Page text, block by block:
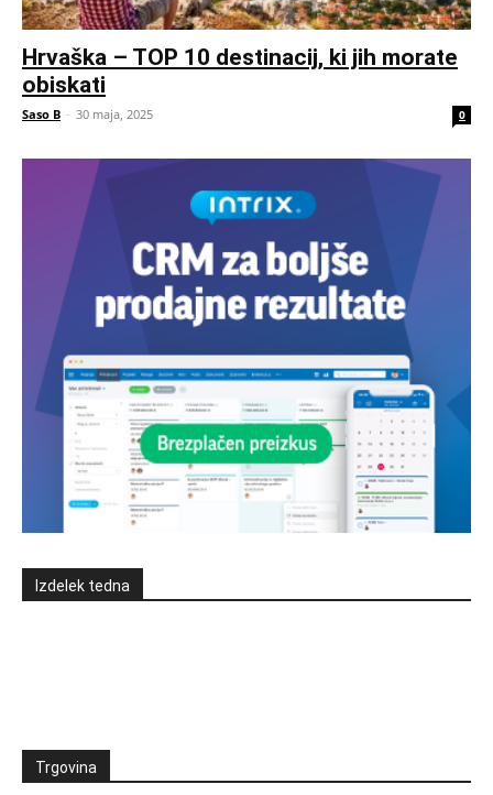
Hrvaška – TOP 10 destinacij, ki jih morate
obiskati
Saso B - 30 maja, 2025 0
Izdelek tedna
Trgovina